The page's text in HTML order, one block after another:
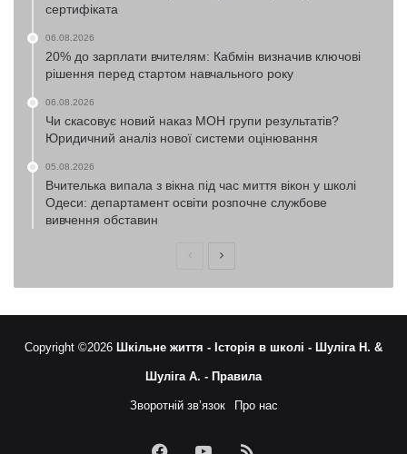
сертифіката
06.08.2026
20% до зарплати вчителям: Кабмін визначив ключові
рішення перед стартом навчального року
06.08.2026
Чи скасовує новий наказ МОН групи результатів?
Юридичний аналіз нової системи оцінювання
05.08.2026
Вчителька випала з вікна під час миття вікон у школі
Одеси: департамент освіти розпочне службове
вивчення обставин
ПопередняНаступна
Copyright ©2026 Шкільне життя - Історія в школі - Шуліга Н. &
Шуліга А. - Правила
Зворотній зв’язок Про нас
FacebookYouTubeRSS